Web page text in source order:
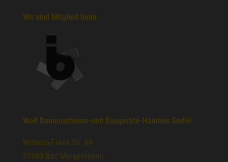
Wir sind Mitglied beim
Wolf Baumaschinen-und Baugeräte-Handels GmbH
Wilhelm-Frank-Str. 69
97980 Bad Mergentheim